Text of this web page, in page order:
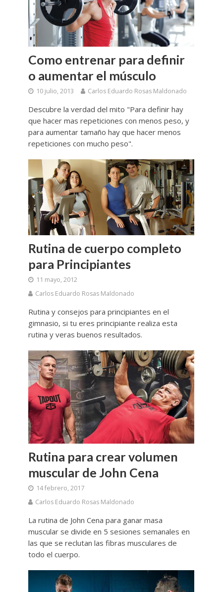
Como entrenar para definir
o aumentar el músculo
10 julio, 2013 Carlos Eduardo Rosas Maldonado
Descubre la verdad del mito "Para definir hay
que hacer mas repeticiones con menos peso, y
para aumentar tamaño hay que hacer menos
repeticiones con mucho peso".
Rutina de cuerpo completo
para Principiantes
11 mayo, 2012
Carlos Eduardo Rosas Maldonado
Rutina y consejos para principiantes en el
gimnasio, si tu eres principiante realiza esta
rutina y veras buenos resultados.
Rutina para crear volumen
muscular de John Cena
14 febrero, 2017
Carlos Eduardo Rosas Maldonado
La rutina de John Cena para ganar masa
muscular se divide en 5 sesiones semanales en
las que se reclutan las fibras musculares de
todo el cuerpo.